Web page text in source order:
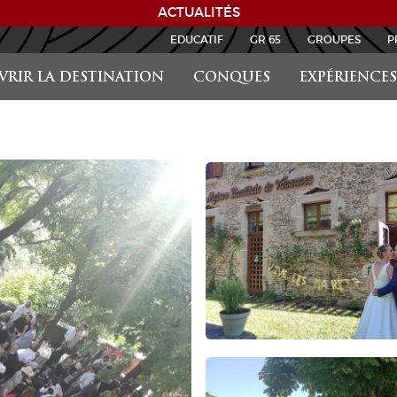
ACTUALITÉS
LA DESTINATION CONQUES EXPÉRIENCES
EDUCATIF GR 65 GROUPES